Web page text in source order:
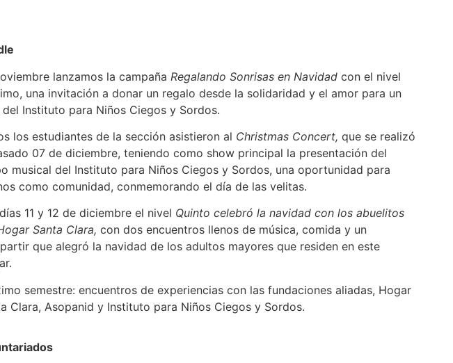
lanzamos la campaña Regalando Sonrisas en Navidad con el nivel
una invitación a donar un regalo desde la solidaridad y el amor para un
del Instituto para Niños Ciegos y Sordos.
los estudiantes de la sección asistieron al Christmas Concert, que se realizó
07 de diciembre, teniendo como show principal la presentación del
musical del Instituto para Niños Ciegos y Sordos, una oportunidad para
como comunidad, conmemorando el día de las velitas.
11 y 12 de diciembre el nivel Quinto celebró la navidad con los abuelitos
Santa Clara, con dos encuentros llenos de música, comida y un
que alegró la navidad de los adultos mayores que residen en este
semestre: encuentros de experiencias con las fundaciones aliadas, Hogar
Clara, Asopanid y Instituto para Niños Ciegos y Sordos.